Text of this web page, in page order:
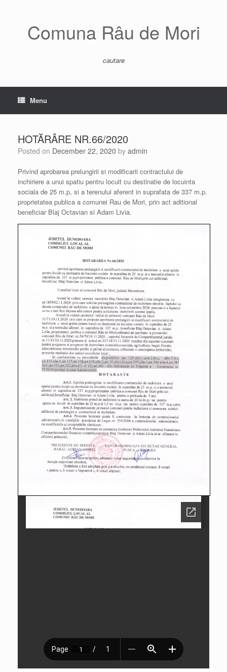
Comuna Râu de Mori
cautare
Menu
HOTĂRÂRE NR.66/2020
Posted on December 22, 2020 by admin
Privind aprobarea prelungirii si modificarii contractului de
inchiriere a unui spatiu pentru locuit cu destinatie de locuinta
sociala de 25 m.p, si a terenului aferent in suprafata de 337 m.p.
proprietatea publica a comunei Rau de Mori, prin act aditional
beneficiar Blaj Octavian si Adam Livia.